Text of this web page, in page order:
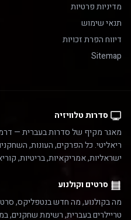
מדיניות פרטיות
תנאי שימוש
דיווח הפרת זכויות
Sitemap
סדרות טלוויזיה
מאגר מקיף של סדרות בעברית —
ריאליטי. כל הפרקים, העונות,
ישראליות, אמריקאיות, בריטיות,
סרטים וקולנוע
מה בקולנוע, מה חדש בנטפליקס,
טריילרים בעברית, רשימת שחקנים,